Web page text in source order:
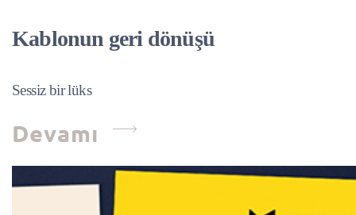
Kablonun geri dönüşü
Sessiz bir lüks
Devamı